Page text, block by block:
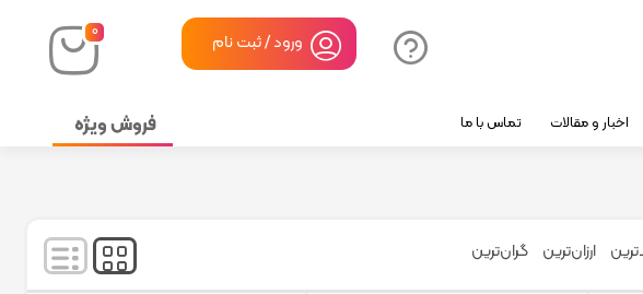
۰ ورود / ثبت نام
اخبار و مقالات تماس با ما فروش ویژه
نمایش۱-۵کالا از۵ ارزان‌ترین گران‌ترین